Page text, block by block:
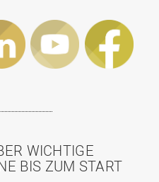
WICHTIGE
BIS ZUM START